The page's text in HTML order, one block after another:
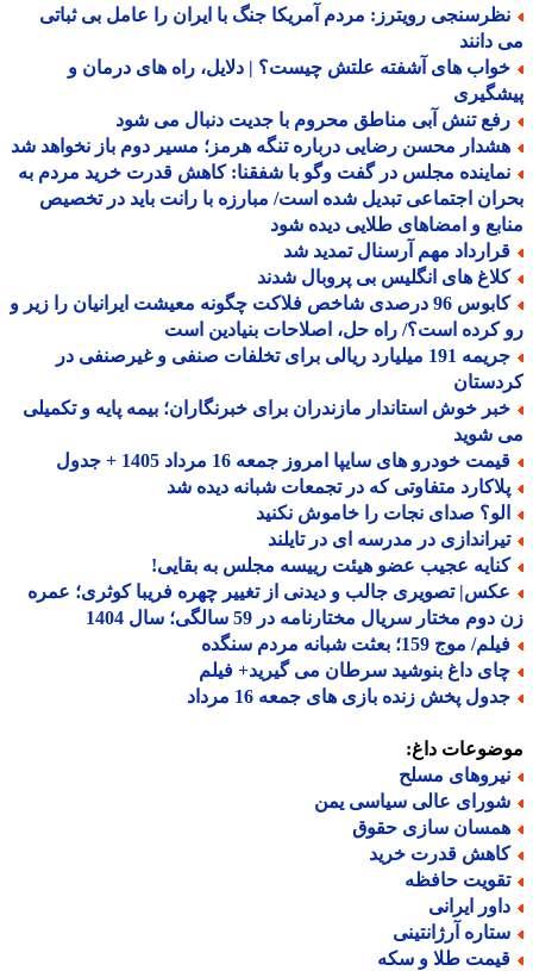
رویترز: مردم آمریکا جنگ با ایران را عامل بی ثباتی
های آشفته علتش چیست؟ | دلایل، راه های درمان و
تنش آبی مناطق محروم با جدیت دنبال می شود
محسن رضایی درباره تنگه هرمز؛ مسیر دوم باز نخواهد شد
مجلس در گفت وگو با شفقنا: کاهش قدرت خرید مردم به
اجتماعی تبدیل شده است/ مبارزه با رانت باید در تخصیص
و امضاهای طلایی دیده شود
مهم آرسنال تمدید شد
های انگلیس بی پروبال شدند
کابوس 96 درصدی شاخص فلاکت چگونه معیشت ایرانیان را زیر و
کرده است؟/ راه حل، اصلاحات بنیادین است
جریمه 191 میلیارد ریالی برای تخلفات صنفی و غیرصنفی در
خوش استاندار مازندران برای خبرنگاران؛ بیمه پایه و تکمیلی
شوید
خودرو های سایپا امروز جمعه 16 مرداد 1405 + جدول
متفاوتی که در تجمعات شبانه دیده شد
صدای نجات را خاموش نکنید
در مدرسه ای در تایلند
عجیب عضو هیئت رییسه مجلس به بقایی!
تصویری جالب و دیدنی از تغییر چهره فریبا کوثری؛ عمره
مختار سریال مختارنامه در 59 سالگی؛ سال 1404
موج 159؛ بعثت شبانه مردم سنگده
داغ بنوشید سرطان می گیرید+ فیلم
پخش زنده بازی های جمعه 16 مرداد
داغ:
مسلح
عالی سیاسی یمن
سازی حقوق
قدرت خرید
حافظه
ایرانی
آرژانتینی
طلا و سکه